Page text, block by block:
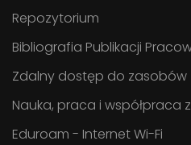
Repozytorium
Bibliografia Publikacji
Zdalny dostęp do zasobów
Nauka, praca i współpraca
Eduroam - Internet Wi-Fi